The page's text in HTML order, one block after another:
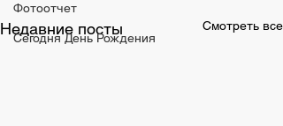
Фотоотчет
Сегодня День Рождения
Недавние посты Смотреть все